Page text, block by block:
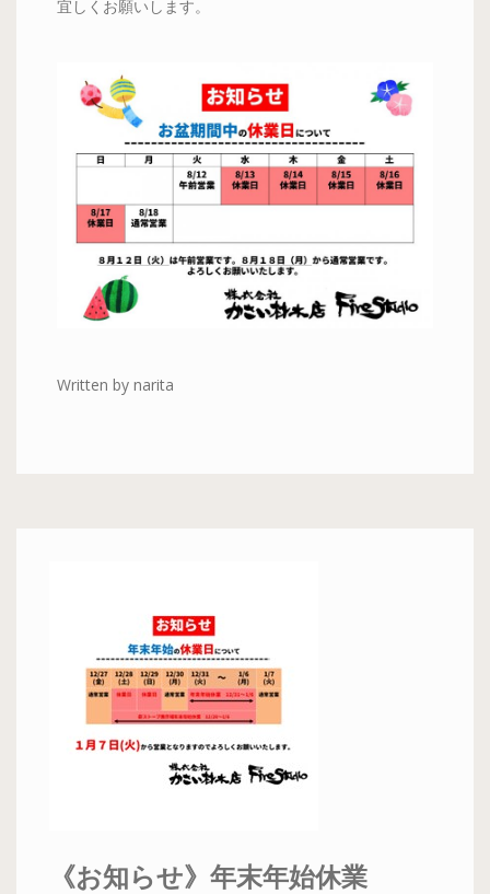
宜しくお願いします。
Written by narita
《お知らせ》年末年始休業